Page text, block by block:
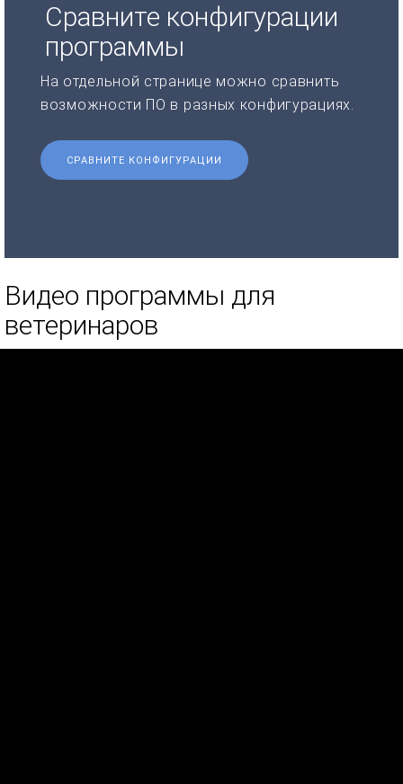
Сравните конфигурации
программы
На отдельной странице можно сравнить
возможности ПО в разных конфигурациях.
СРАВНИТЕ КОНФИГУРАЦИИ
Видео программы для
ветеринаров